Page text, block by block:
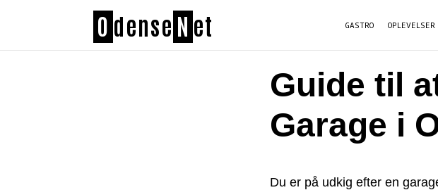
O dense N et GASTRO OPLEVELSER
Guide til
Garage i
Du er på udkig efter en